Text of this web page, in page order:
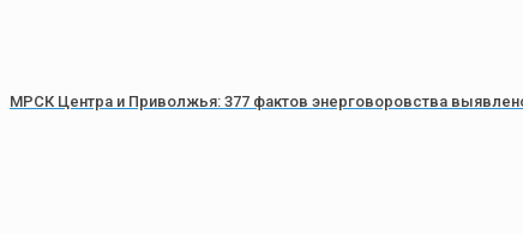
МРСК Центра и Приволжья: 377 фактов энерговоровства